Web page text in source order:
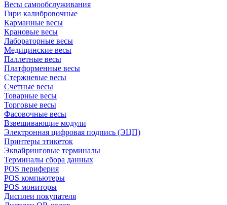
Весы самообслуживания
Гири калибровочные
Карманные весы
Крановые весы
Лабораторные весы
Медицинские весы
Паллетные весы
Платформенные весы
Стержневые весы
Счетные весы
Товарные весы
Торговые весы
Фасовочные весы
Взвешивающие модули
Электронная цифровая подпись (ЭЦП)
Принтеры этикеток
Эквайринговые терминалы
Терминалы сбора данных
POS периферия
POS компьютеры
POS мониторы
Дисплеи покупателя